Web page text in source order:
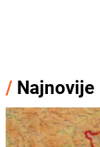
/ Najnovije